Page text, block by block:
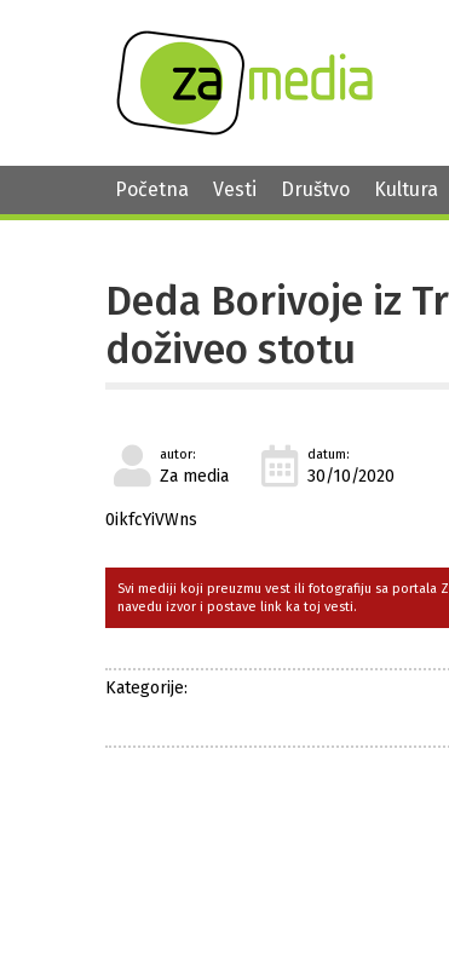
Početna Vesti Društvo Kultura
Deda Borivoje iz
doživeo stotu
autor:
Za media
datum:
30/10/2020
0ikfcYiVWns
Svi mediji koji preuzmu vest ili fotografiju sa portala
navedu izvor i postave link ka toj vesti.
Kategorije: